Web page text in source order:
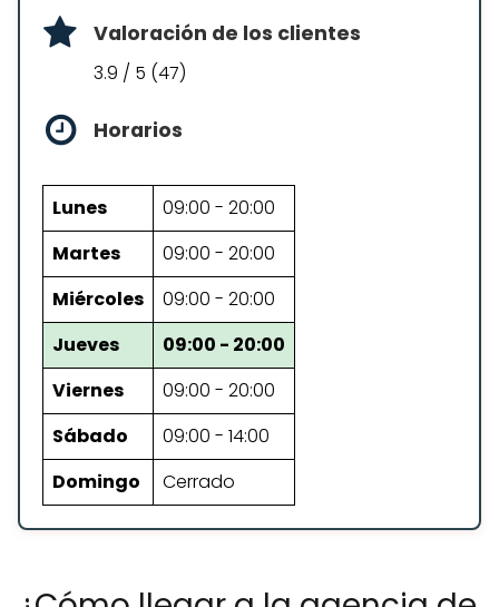
Valoración de los clientes
3.9 / 5 (47)
Horarios
Lunes
09:00 - 20:00
Martes
09:00 - 20:00
Miércoles
09:00 - 20:00
Jueves
09:00 - 20:00
Viernes
09:00 - 20:00
Sábado
09:00 - 14:00
Domingo
Cerrado